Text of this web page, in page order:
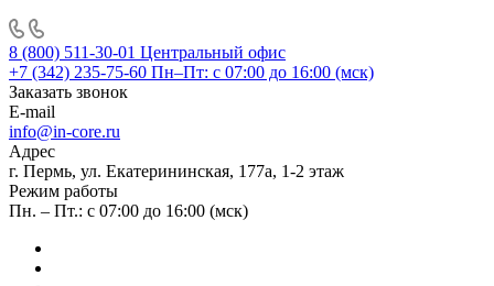
8 (800) 511-30-01 Центральный офис
+7 (342) 235-75-60 Пн–Пт: с 07:00 до 16:00 (мск)
Заказать звонок
E-mail
info@in-core.ru
Адрес
г. Пермь, ул. ​Екатерининская, 177а, ​1-2 этаж
Режим работы
Пн. – Пт.: с 07:00 до 16:00 (мск)